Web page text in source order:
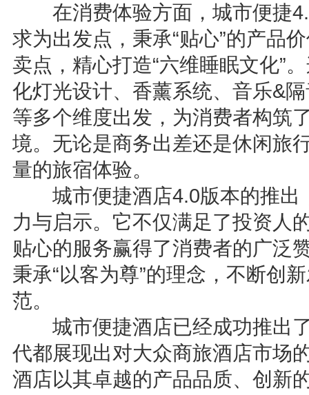
在消费体验方面，城市便捷
求为出发点，秉承“贴心”的产品
卖点，精心打造“六维睡眠文化”
化灯光设计、香薰系统、音乐&
等多个维度出发，为消费者构筑
境。无论是商务出差还是休闲旅
量的旅宿体验。
城市便捷酒店4.0版本的推出
力与启示。它不仅满足了投资人
贴心的服务赢得了消费者的广泛
秉承“以客为尊”的理念，不断创
范。
城市便捷酒店已经成功推出了
代都展现出对大众商旅酒店市场
酒店以其卓越的产品品质、创新